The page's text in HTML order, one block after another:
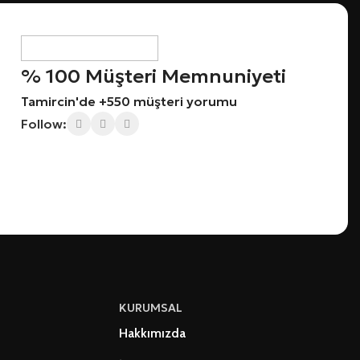
% 100 Müşteri Memnuniyeti
Tamircin'de +550 müşteri yorumu
Follow:
KURUMSAL
Hakkımızda